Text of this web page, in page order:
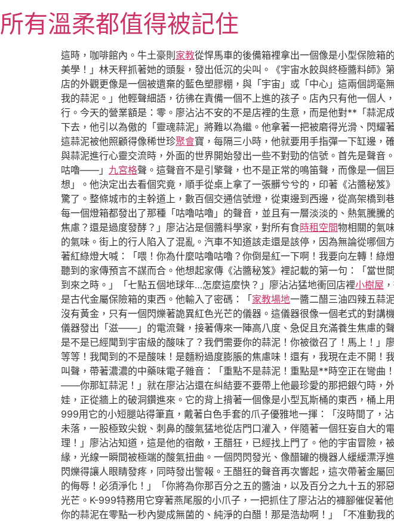
至
主所有溫柔都值得被記住
這時，咖啡館內。牛土豪則 家教從悍馬車的後備箱裡拿出一個像是小型保險箱
美學！」林天秤抓著她的頭髮，發出低沉的尖叫。《宇宙水餃與終極醬料師
店的外觀更像是一個被遺棄的藍色塑膠棚，與「宇宙」或「中心」這兩個詞
我的蒜泥。」他輕聲細語，彷彿在責備一個不上進的孩子。店內只有他一個
行。今天的營業額是：零。廖沾沾不安的不是店裡的生意，而是他對**「蒜
下去，他引以為傲的「靈魂蒜泥」將難以為繼。他拿著一把被磨得光滑、閃
這蒜泥被他照顧得像稀世珍聚會寶，每隔三小時，他就要用手指彈一下缸邊
與蒜泥進行心靈交流時，外面的世界開始發出一些不對勁的信號。首先是聲音
咕嚕——」 九宮格聲。這聲音不是引擎聲，也不是正常的鳴笛聲，而像是一個
想」。他決定出去看個究竟，順手從桌上拿了一張髒兮兮的，印著《沾醬秘
驚了。整條城市的主幹道上，數百個交通信號燈，從東邊到西邊，從高架橋到
每一個燈箱都發出了那種「咕嚕咕嚕」的聲音，並且有一層淡淡的、熱氣騰
焦慮？還是過度發酵？」廖沾沾是個醬料學家，對所有食時租空間物相關的氣
的氣味。街上的行人陷入了混亂。汽車不知道該走還是該停，因為無論從哪
著紅綠燈大喊：「喂！你為什麼咕嚕咕嚕？你倒是紅一下啊！我要向左轉！
聽到的家傳預言不謀而合。他想起家傳《沾醬秘笈》裡記載的第一句：「當
到來之時。」「七點五個地球年…怎麼這麼快？」廖沾沾猛地衝回店裡小樹屋
是古代金屬保險箱的東西。他輸入了密碼：「 家教場地一醬二醋三油四辣五蒜
沒有黃金，只有一個閃爍著詭異紅色光芒的儀器。這儀器很像一個老式的對
儀器發出「滋——」的電流聲，接著傳來一陣高八度、急促且充滿養生焦慮的
是不是已經聞到宇宙級的酸味了？我們需要你的蒜泥！你被徵召了！馬上！
等等！我聞到的不是酸味！是麵粉過度膨脹的焦慮味！還有，我現在走不開
叫聲，帶著濃濃的中藥味電子雜音：「重點不是蒜泥！重點是**時空正在彎
——你那缸蒜泥！」就在廖沾沾還在糾結要不要帶上他最珍愛的那把銀勺時，
娃，正從牆上的破洞鑽進來。它的背上揹著一個像是小型瓦斯桶的東西，桶
999用它的小短腿站得筆直，戴著白色手套的爪子優雅地一揮：「沒時間了，
未落，一股極致尖銳、刺鼻的酸氣猛地從店門口灌入，伴隨著一個狂妄自大
理！」廖沾沾知道，這是他的宿敵，王醋狂，已經找上門了。他的宇宙冒險
緣，光線一瞬間被極端的酸氣扭曲。一個閃閃發光、像醋罐的機器人緩緩漂浮
閃爍得讓人眼睛發疼，同時發出警報。王醋狂的聲音再次響起，這次帶著金
的侮辱！必須淨化！」「你將為你那百分之五的醬油，以及百分之九十五的
光芒。K-999特務用它穿著燕尾服的小爪子，一把抓住了廖沾沾的褲腳催促著
你的蒜泥在零點一秒內變成無菌的、純淨的白醋！那是浩劫啊！」「不准動